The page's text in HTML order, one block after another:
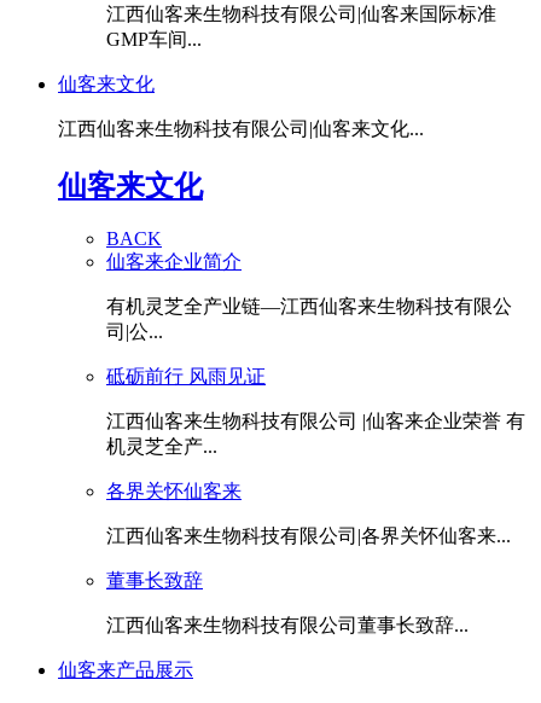
江西仙客来生物科技有限公司|仙客来国际标准
GMP车间...
仙客来文化
江西仙客来生物科技有限公司|仙客来文化...
仙客来文化
BACK
仙客来企业简介
有机灵芝全产业链—江西仙客来生物科技有限公
司|公...
砥砺前行 风雨见证
江西仙客来生物科技有限公司 |仙客来企业荣誉 有
机灵芝全产...
各界关怀仙客来
江西仙客来生物科技有限公司|各界关怀仙客来...
董事长致辞
江西仙客来生物科技有限公司董事长致辞...
仙客来产品展示